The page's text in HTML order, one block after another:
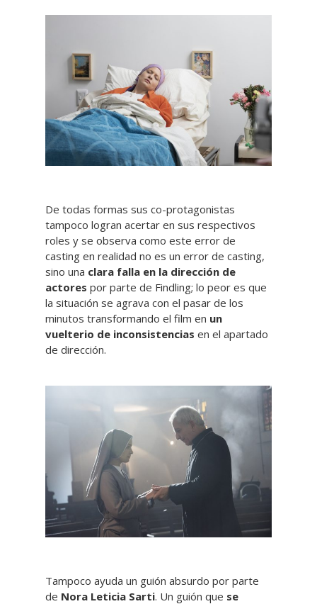
De todas formas sus co-protagonistas
tampoco logran acertar en sus respectivos
roles y se observa como este error de
casting en realidad no es un error de casting,
sino una clara falla en la dirección de
actores por parte de Findling; lo peor es que
la situación se agrava con el pasar de los
minutos transformando el film en un
vuelterio de inconsistencias en el apartado
de dirección.
Tampoco ayuda un guión absurdo por parte
de Nora Leticia Sarti. Un guión que se